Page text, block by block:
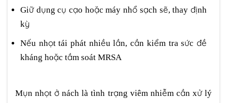
Giữ dụng cụ cạo hoặc máy nhổ sạch sẽ, thay định
kỳ
Nếu nhọt tái phát nhiều lần, cần kiểm tra sức đề
kháng hoặc tầm soát MRSA
Mụn nhọt ở nách là tình trạng viêm nhiễm cần xử lý